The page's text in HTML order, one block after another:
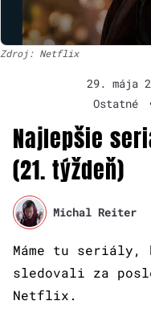
Zdroj: Netflix
29. mája
Ostatné
Najlepšie
(21. týždeň)
Michal Reiter
Máme tu
sledovali za
Netflix.